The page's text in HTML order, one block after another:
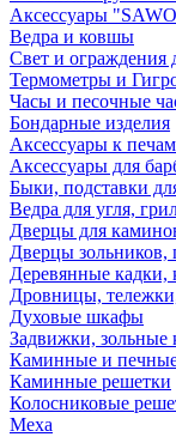
Аксессуары
Ведра и ковшы
Свет и ограждения
Термометры и
Часы и песочные
Бондарные изделия
Аксессуары к
Аксессуары для
Быки, подставки
Ведра для угля,
Дверцы для
Дверцы зольников,
Деревянные кадки,
Дровницы,
Духовые шкафы
Задвижки, зольные
Каминные и
Каминные решетки
Колосниковые
Меха